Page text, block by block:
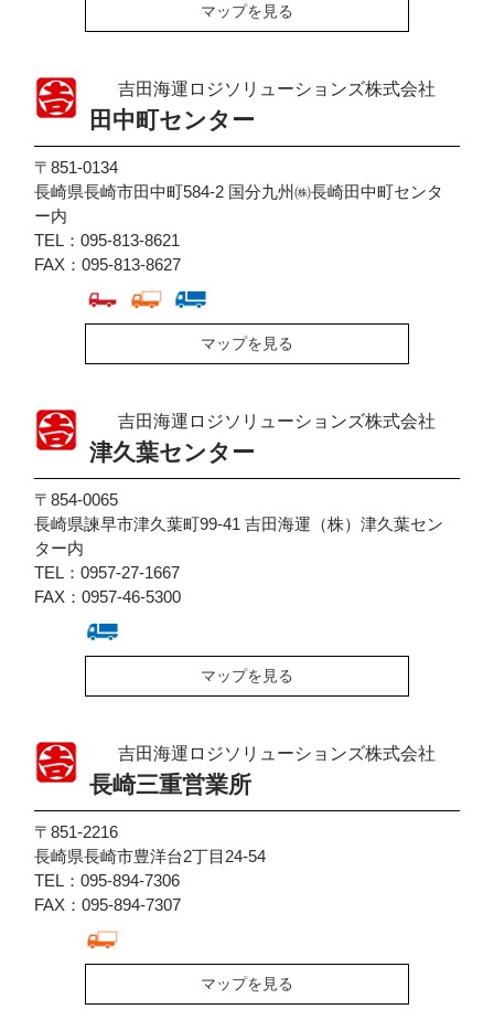
マップを見る
吉田海運ロジソリューションズ株式会社
田中町センター
〒851-0134
長崎県長崎市田中町584-2 国分九州㈱長崎田中町センタ
ー内
TEL：095-813-8621
FAX：095-813-8627
マップを見る
吉田海運ロジソリューションズ株式会社
津久葉センター
〒854-0065
長崎県諫早市津久葉町99-41 吉田海運（株）津久葉セン
ター内
TEL：0957-27-1667
FAX：0957-46-5300
マップを見る
吉田海運ロジソリューションズ株式会社
長崎三重営業所
〒851-2216
長崎県長崎市豊洋台2丁目24-54
TEL：095-894-7306
FAX：095-894-7307
マップを見る